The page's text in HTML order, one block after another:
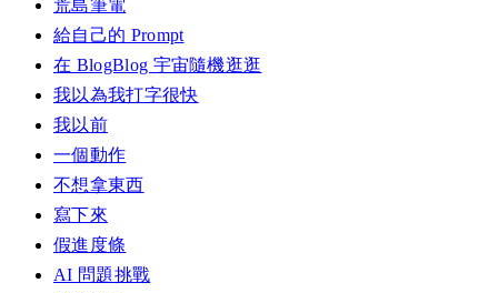
荒島筆電
給自己的 Prompt
在 BlogBlog 宇宙隨機逛逛
我以為我打字很快
我以前
一個動作
不想拿東西
寫下來
假進度條
AI 問題挑戰